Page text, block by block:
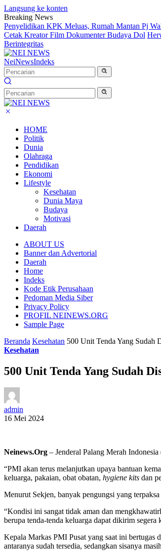
Langsung ke konten
Breaking News
Penyelidikan KPK Meluas, Rumah Mantan Pj
Cetak Kreator Film Dokumenter Budaya Dol
Berintegritas
NeiNewsIndeks
HOME
Politik
Dunia
Olahraga
Pendidikan
Ekonomi
Lifestyle
Kesehatan
Dunia Maya
Budaya
Motivasi
Daerah
ABOUT US
Banner dan Advertorial
Daerah
Home
Indeks
Kode Etik Perusahaan
Pedoman Media Siber
Privacy Policy
PROFIL NEINEWS.ORG
Sample Page
Beranda Kesehatan 500 Unit Tenda Yang Sudah
Kesehatan
500 Unit Tenda Yang Sudah
admin
16 Mei 2024
Neinews.Org – Jenderal Palang Merah
“PMI akan terus melanjutkan upaya bantuan
keluarga, pakaian, obat obatan, hygiene kits dan
Menurut Sekjen, banyak pengungsi yang
“Kondisi ini sangat tidak aman dan
berupa tenda-tenda keluarga dapat dikirim segera
Kepala Markas PMI Pusat yang saat ini
antaranya sudah tersedia, sedangkan sisanya